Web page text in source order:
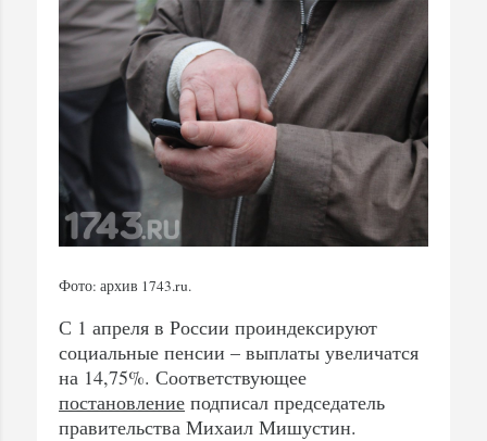
Фото: архив 1743.ru.
С 1 апреля в России проиндексируют
социальные пенсии – выплаты увеличатся
на 14,75%. Соответствующее
постановление подписал председатель
правительства Михаил Мишустин.